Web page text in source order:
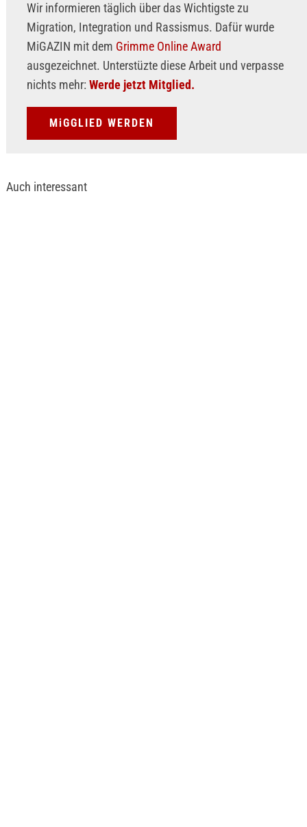
Wir informieren täglich über das Wichtigste zu
Migration, Integration und Rassismus. Dafür wurde
MiGAZIN mit dem Grimme Online Award
ausgezeichnet. Unterstüzte diese Arbeit und verpasse
nichts mehr: Werde jetzt Mitglied.
MiGGLIED WERDEN
Auch interessant